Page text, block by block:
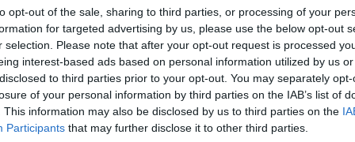
opt-out of the sale, sharing to third parties, or processing of your
for targeted advertising by us, please use the below opt-out
selection. Please note that after your opt-out request is processed
interest-based ads based on personal information utilized by us
to third parties prior to your opt-out. You may separately
of your personal information by third parties on the IAB’s list of
This information may also be disclosed by us to third parties on the
Participants that may further disclose it to other third parties.
τεχνολογίαςLCDγια να ακούς την
αυτοκίνητο σου, φτιαγμένο απόειδικά κράματα
συγκρούσεις. Οδηγείς προς την
εργασία σου. Το πολυώροφο κτίριο γραφείων
ακόμη και σε μια σεισμογενή χώρα, όπως η